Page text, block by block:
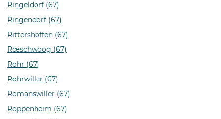
Ringeldorf (67)
Ringendorf (67)
Rittershoffen (67)
Rœschwoog (67)
Rohr (67)
Rohrwiller (67)
Romanswiller (67)
Roppenheim (67)